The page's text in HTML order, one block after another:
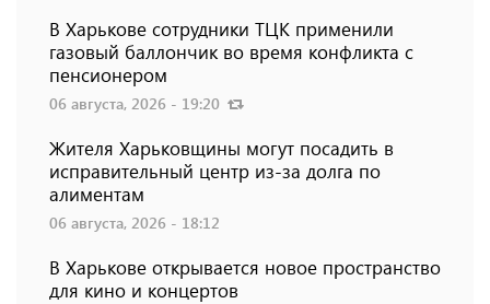
В Харькове сотрудники ТЦК применили
газовый баллончик во время конфликта с
пенсионером
06 августа, 2026 - 19:20
Жителя Харьковщины могут посадить в
исправительный центр из-за долга по
алиментам
06 августа, 2026 - 18:12
В Харькове открывается новое пространство
для кино и концертов